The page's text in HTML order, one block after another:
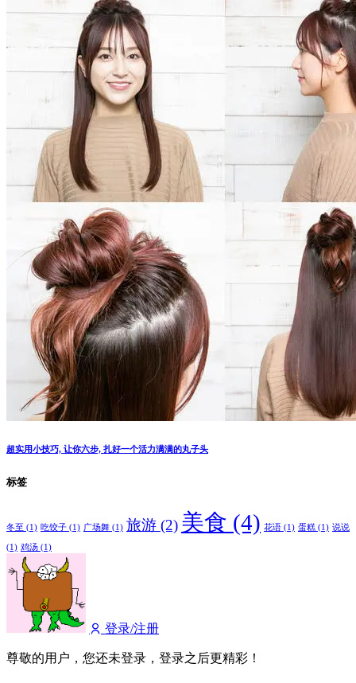
超实用小技巧, 让你六步, 扎好一个活力满满的丸子头
标签
冬至 (1) 吃饺子 (1) 广场舞 (1) 旅游 (2) 美食 (4) 花语 (1) 蛋糕 (1) 说说
(1) 鸡汤 (1)
登录/注册
尊敬的用户，您还未登录，登录之后更精彩！